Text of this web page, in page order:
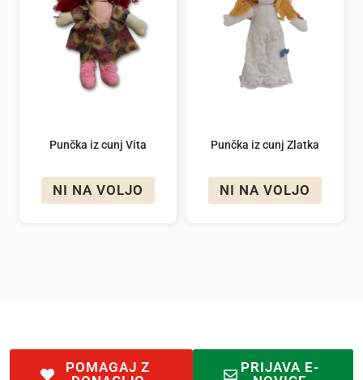
Punčka iz cunj Vita
NI NA VOLJO
Punčka iz cunj Zlatka
NI NA VOLJO
POMAGAJ Z
PRIJAVA E-